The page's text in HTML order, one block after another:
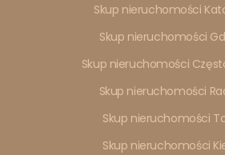
Skup nieruchomości
Skup nieruchomości
Skup nieruchomości
Skup nieruchomości
Skup nieruchomości
Skup nieruchomości